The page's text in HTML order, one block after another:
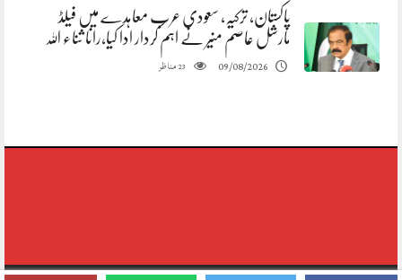
پاکستان، ترکیہ، سعودی عرب معاہدے میں فیلڈ
مارشل عاصم منیر نے اہم کردار ادا کیا،رانا ثناء اللہ
09/08/2026
23مناظر